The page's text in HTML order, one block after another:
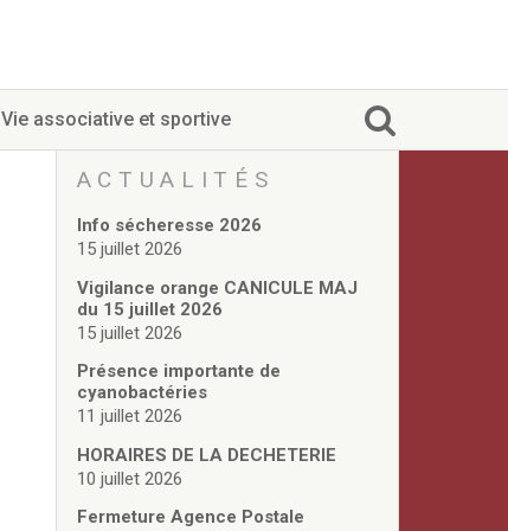
Vie associative et sportive
ACTUALITÉS
Info sécheresse 2026
15 juillet 2026
Vigilance orange CANICULE MAJ
du 15 juillet 2026
15 juillet 2026
Présence importante de
cyanobactéries
11 juillet 2026
HORAIRES DE LA DECHETERIE
10 juillet 2026
Fermeture Agence Postale